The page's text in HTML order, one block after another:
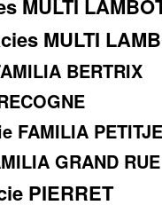
MULTI
MULTI
BERTRIX
FAMILIA
GRAND RUE
PIERRET